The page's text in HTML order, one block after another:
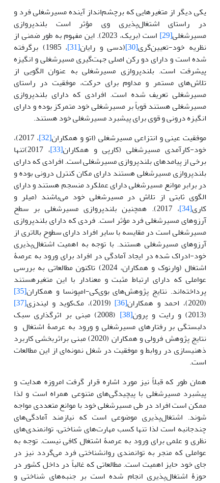
یکی دیگر از متغیرهایی که برچشم‌انداز آینده مسیرشغلی فرد و
در راستای اشتغال‌پذیری وی مؤثر است بلندپروازی
مسیرشغلی[29]
است (بریک، 2023). این مفهوم به طور ضمنی از
نظریه خود-تعیین‌گری[30] (دسی و رایان[31]
، 1985) برگرفته
شده است و دارای دو رکن اصلی جهت‌گیری مسیرشغلی و انگیزه
پیشرفت است. بلندپروازی مسیرشغلی به عنوان الگویی از
تلاش‌های مستمر و مداوم برای حرکت، موفقیت در راستای
مسیرشغلی تعریف شده است. افرادی که دارای بلندپروازی
مسیرشغلی هستند قویاً بر مسیرشغلی خود متمرکز بوده و دارای
انگیزه درونی و قوی برای پیشبرد مسیرشغلی خود هستند.
موفقیت عینی و انتزاعی مسیرشغلی (اتو و همکاران[32]
، 2017)،
خود-کارآمدی مسیرشغلی (کارپی و همکاران[33]
، 2017)تنها
برخی از پیامدهای بلندپروازی مسیرشغلی است. افرادی که دارای
بلندپروازی مسیرشغلی هستند دارای مکان کنترل درونی بوده و
در برابر موانع مسیرشغلی دارای عملکرد منسجم هستند و دارای
الگوی ثابتی از تلاش در مسیرشغلی خود می‌باشند (میلر و
کاری[34]
، 2017). همچنین بلندپروازی مسیرشغلی بر سطح
آرزوهای مسیرشغلی فرد مؤثر است. فردی که دارای بلندپروازی
مسیرشغلی است در مقایسه با سایر افراد دارای سطوح بالاتری از
آرزوهای مسیرشغلی هستند. با توجه به اهمیت اشتغال‌پذیری
خود-ادراک شده در ایجاد آمادگی در افراد برای ورود به عرصۀ
اشتغال (وارنوک و همکاران، 2024) تاکنون مطالعاتی به بررسی
عواملی که دارای ارتباط مثبت و معنادار با این متغیرهستند
پرداخته‌اند. نتایج پژوهش‌های بوی‌کی-امپونسا و همکاران[35]
(2020)، احمد و همکاران
[36] (2019)، مک‌کوید و لیندزی
[37]
(2013) و رایت و پرون
[38]
(2008) مبنی بر اثرگذاری سبک
دلبستگی بر رفتارهای مسیرشغلی و ورود به عرصۀ اشتغال و
نتایج پژوهش فرولی و همکاران (2020) مبنی براثربخشی کاربرد
ذهنیسازی در روابط و موفقیت در شغل نمونه‌ای از این مطالعات
است.
همان طور که قبلاً نیز مورد اشاره قرار گرفت امروزه هدایت و
پیشبرد مسیرشغلی با پیچیدگی‌های متنوعی همراه است و لذا
ممکن است افراد در طی مسیرشغلی خود با موانع متعددی مواجه
شوند. اشتغال‌‌پذیری موضوعی است که نیازمند آمادگی‌های
چندجانبه است لذا تنها کسب مهارت‌های شناختی، توانمندی‌های
نظری و علمی برای ورود به عرصۀ اشتغال کافی نیست. توجه به
عواملی که منجر به توانمندی روانشناختی فرد می‌گردد نیز در
جای خود حایز اهمیت است. مطالعاتی که غالباً در داخل کشور در
حوزۀ اشتغال‌پذیری انجام شده است بر جنبه‌های شناختی و